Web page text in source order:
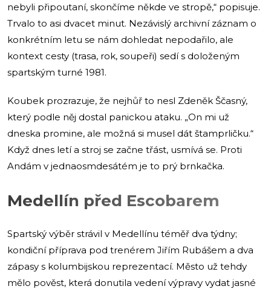
nebyli připoutaní, skončíme někde ve stropě,“ popisuje.
Trvalo to asi dvacet minut. Nezávislý archivní záznam o
konkrétním letu se nám dohledat nepodařilo, ale
kontext cesty (trasa, rok, soupeři) sedí s doloženým
spartským turné 1981.
Koubek prozrazuje, že nejhůř to nesl Zdeněk Ščasný,
který podle něj dostal panickou ataku. „On mi už
dneska promine, ale možná si musel dát štamprličku.“
Když dnes letí a stroj se začne třást, usmívá se. Proti
Andám v jednaosmdesátém je to prý brnkačka.
Medellín před Escobarem
Spartský výběr strávil v Medellínu téměř dva týdny;
kondiční příprava pod trenérem Jiřím Rubášem a dva
zápasy s kolumbijskou reprezentací. Město už tehdy
mělo pověst, která donutila vedení výpravy vydat jasné